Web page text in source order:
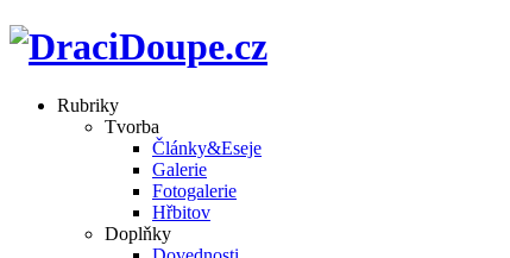
Rubriky
Tvorba
Články&Eseje
Galerie
Fotogalerie
Hřbitov
Doplňky